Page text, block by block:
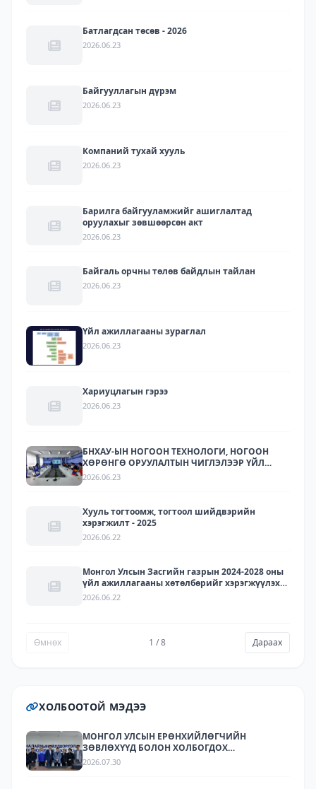
Батлагдсан төсөв - 2026
2026.06.23
Байгууллагын дүрэм
2026.06.23
Компаний тухай хууль
2026.06.23
Барилга байгууламжийг ашиглалтад
оруулахыг зөвшөөрсөн акт
2026.06.23
Байгаль орчны төлөв байдлын тайлан
2026.06.23
Үйл ажиллагааны зураглал
2026.06.23
Хариуцлагын гэрээ
2026.06.23
БНХАУ-ЫН НОГООН ТЕХНОЛОГИ, НОГООН
ХӨРӨНГӨ ОРУУЛАЛТЫН ЧИГЛЭЛЭЭР ҮЙЛ
АЖИЛЛАГАА ЯВУУЛДАГ ЛАРИТЕК ХХК-ЫН
2026.06.23
Хууль тогтоомж, тогтоол шийдвэрийн
хэрэгжилт - 2025
2026.06.22
Монгол Улсын Засгийн газрын 2024-2028 оны
үйл ажиллагааны хөтөлбөрийг хэрэгжүүлэх
арга хэмжээний төлөвлөгөөний хэрэгжилт -
2026.06.22
Өмнөх 1 / 8 Дараах
ХОЛБООТОЙ МЭДЭЭ
МОНГОЛ УЛСЫН ЕРӨНХИЙЛӨГЧИЙН
ЗӨВЛӨХҮҮД БОЛОН ХОЛБОГДОХ
БАЙГУУЛЛАГУУДЫН ТӨЛӨӨЛӨЛ НАЛАЙХЫН
2026.07.30